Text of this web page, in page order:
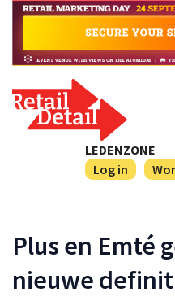
LEDENZONE
Log in
Plus en Emté
nieuwe